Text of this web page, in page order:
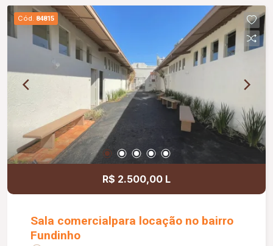
banheiros e cozinha; Banheiros com box e ducha
higiênica; Paisagismo completo; Muros com
concertina e cerca elétrica, proporcionando mais
segurança.
Cód. 84815
R$ 2.500,00 L
Sala comercialpara locação no bairro
Fundinho